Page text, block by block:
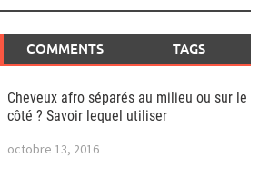
COMMENTS TAGS
Cheveux afro séparés au milieu ou sur le
côté ? Savoir lequel utiliser
octobre 13, 2016